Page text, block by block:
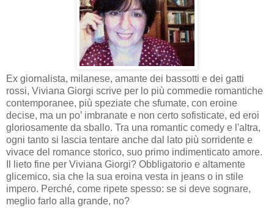
Ex giornalista, milanese, amante dei bassotti e dei gatti
rossi, Viviana Giorgi scrive per lo più commedie romantiche
contemporanee, più speziate che sfumate, con eroine
decise, ma un po’ imbranate e non certo sofisticate, ed eroi
gloriosamente da sballo. Tra una romantic comedy e l'altra,
ogni tanto si lascia tentare anche dal lato più sorridente e
vivace del romance storico, suo primo indimenticato amore.
Il lieto fine per Viviana Giorgi? Obbligatorio e altamente
glicemico, sia che la sua eroina vesta in jeans o in stile
impero. Perché, come ripete spesso: se si deve sognare,
meglio farlo alla grande, no?